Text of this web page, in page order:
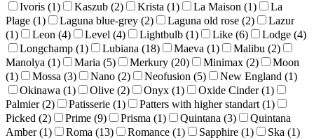
Ivoris (1) Kaszub (2) Krista (1) La Maison (1)
La
Plage (1) Laguna blue-grey (2) Laguna old rose (2)
Lazur
(1) Leon (4) Level (4) Lightbulb (1) Like (6) Lodge (4)
Longchamp (1) Lubiana (18) Maeva (1) Malibu (2)
Manolya (1) Maria (5) Merkury (20) Minimax (2)
Moon
(1) Mossa (3) Nano (2) Neofusion (5) New England (1)
Okinawa (1) Olive (2) Onyx (1) Oxide Cinder (1)
Palmier (2) Patisserie (1) Patters with higher standart (1)
Picked (2) Prime (9) Prisma (1) Quintana (3)
Quintana
Amber (1) Roma (13) Romance (1) Sapphire (1) Ska (1)